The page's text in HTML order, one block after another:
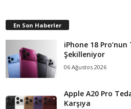
En Son Haberler
iPhone 18
Şekilleniyor
06 Ağustos 2026
Apple A20 Pro
Karşıya